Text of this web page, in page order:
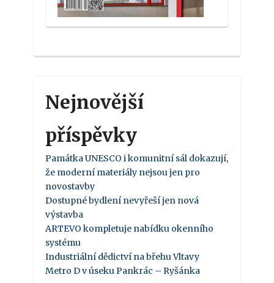
Nejnovější
příspěvky
Památka UNESCO i komunitní sál dokazují,
že moderní materiály nejsou jen pro
novostavby
Dostupné bydlení nevyřeší jen nová
výstavba
ARTEVO kompletuje nabídku okenního
systému
Industriální dědictví na břehu Vltavy
Metro D v úseku Pankrác – Ryšánka